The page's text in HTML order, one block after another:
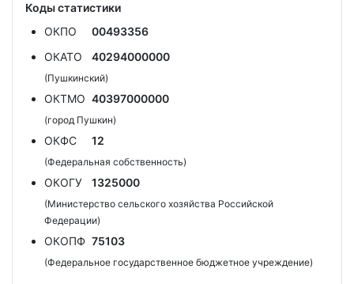
Коды статистики
ОКПО
00493356
ОКАТО
40294000000
(Пушкинский)
ОКТМО 40397000000
(город Пушкин)
ОКФС 12
(Федеральная собственность)
ОКОГУ 1325000
(Министерство сельского хозяйства Российской
Федерации)
ОКОПФ 75103
(Федеральное государственное бюджетное учреждение)